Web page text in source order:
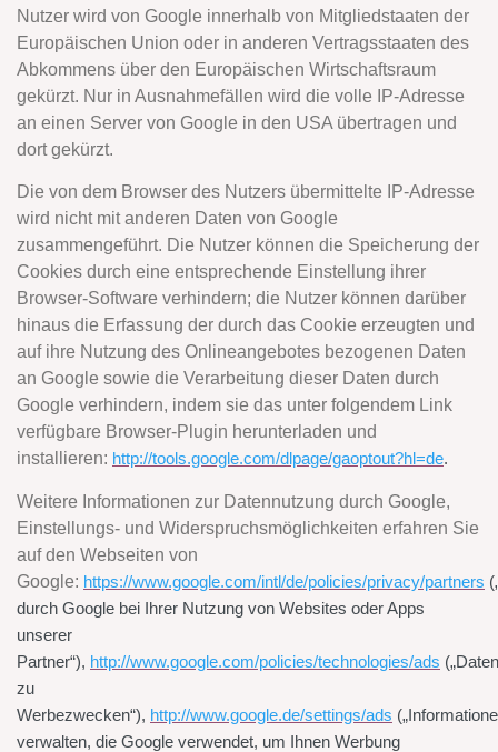
Nutzer wird von Google innerhalb von Mitgliedstaaten der
Europäischen Union oder in anderen Vertragsstaaten des
Abkommens über den Europäischen Wirtschaftsraum
gekürzt. Nur in Ausnahmefällen wird die volle IP-Adresse
an einen Server von Google in den USA übertragen und
dort gekürzt.
Die von dem Browser des Nutzers übermittelte IP-Adresse
wird nicht mit anderen Daten von Google
zusammengeführt. Die Nutzer können die Speicherung der
Cookies durch eine entsprechende Einstellung ihrer
Browser-Software verhindern; die Nutzer können darüber
hinaus die Erfassung der durch das Cookie erzeugten und
auf ihre Nutzung des Onlineangebotes bezogenen Daten
an Google sowie die Verarbeitung dieser Daten durch
Google verhindern, indem sie das unter folgendem Link
verfügbare Browser-Plugin herunterladen und
installieren: http://tools.google.com/dlpage/gaoptout?hl=de.
Weitere Informationen zur Datennutzung durch Google,
Einstellungs- und Widerspruchsmöglichkeiten erfahren Sie
auf den Webseiten von
Google: https://www.google.com/intl/de/policies/privacy/partners
durch Google bei Ihrer Nutzung von Websites oder Apps
unserer
Partner“), http://www.google.com/policies/technologies/ads
zu
Werbezwecken“), http://www.google.de/settings/ads
verwalten, die Google verwendet, um Ihnen Werbung